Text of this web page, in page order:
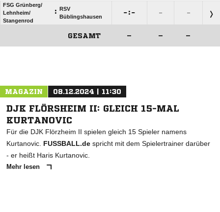
FSG Grünberg/​
Lehnheim/​
Stangenrod
:
RSV
Büblingshausen
: – –
GESAMT – – –
MAGAZIN 08.12.2024 | 11:30
DJK FLÖRSHEIM II: GLEICH 15-MAL
KURTANOVIC
Für die DJK Flörzheim II spielen gleich 15 Spieler namens
Kurtanovic. FUSSBALL.de spricht mit dem Spielertrainer darüber
- er heißt Haris Kurtanovic.
Mehr lesen